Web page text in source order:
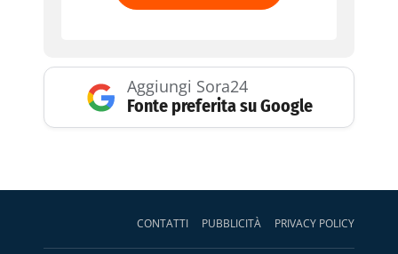
Aggiungi Sora24
Fonte preferita su Google
CONTATTI PUBBLICITÀ PRIVACY POLICY